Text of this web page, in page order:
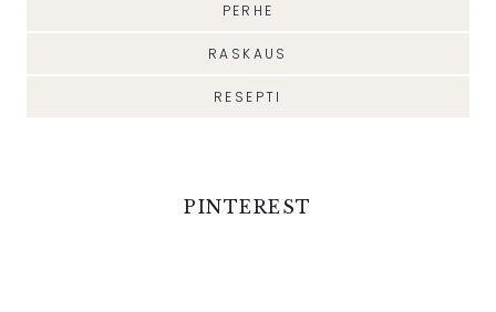
PERHE
RASKAUS
RESEPTI
PINTEREST